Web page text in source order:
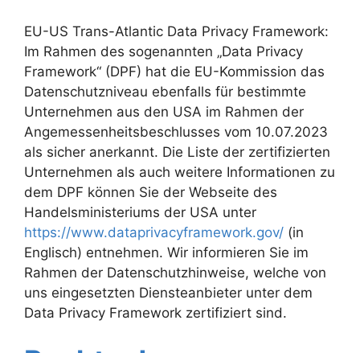
EU-US Trans-Atlantic Data Privacy Framework:
Im Rahmen des sogenannten „Data Privacy
Framework“ (DPF) hat die EU-Kommission das
Datenschutzniveau ebenfalls für bestimmte
Unternehmen aus den USA im Rahmen der
Angemessenheitsbeschlusses vom 10.07.2023
als sicher anerkannt. Die Liste der zertifizierten
Unternehmen als auch weitere Informationen zu
dem DPF können Sie der Webseite des
Handelsministeriums der USA unter
https://www.dataprivacyframework.gov/ (in
Englisch) entnehmen. Wir informieren Sie im
Rahmen der Datenschutzhinweise, welche von
uns eingesetzten Diensteanbieter unter dem
Data Privacy Framework zertifiziert sind.